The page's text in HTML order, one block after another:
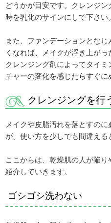
どうかが目安です。クレンジ
時を乳化のサインにして下さい。
また、ファンデーションとな
くなれば、メイクが浮き上が
クレンジング剤によってタイ
チャーの変化を感じたらすぐに
クレンジングを行
メイクや皮脂汚れを落とすの
が、使い方を少しでも間違える
ここからは、乾燥肌の人が陥
紹介していきます。
ゴシゴシ洗わない